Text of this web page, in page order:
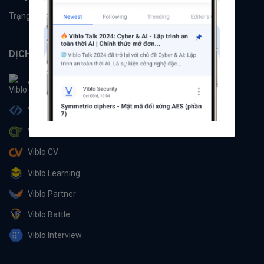
Trạng thái hệ thống
DỊCH VỤ
Viblo
Viblo Code
Viblo CTF
Viblo CV
Viblo Learning
Viblo Partner
Viblo Battle
Viblo Interview